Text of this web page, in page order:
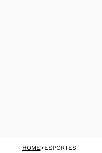
HOME>ESPORTES